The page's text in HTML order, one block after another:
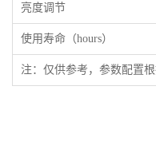
亮度调节
使用寿命（hours）
注：仅供参考，参数配置